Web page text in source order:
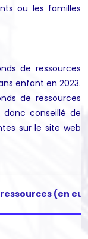
ou les familles
de ressources
enfant en 2023.
de ressources
conseillé de
sur le site web
(en